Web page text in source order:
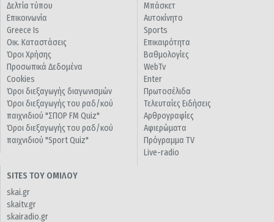
Δελτία τύπου
Επικοινωνία
Greece Is
Οικ. Καταστάσεις
Όροι Χρήσης
Προσωπικά Δεδομένα
Cookies
Όροι διεξαγωγής διαγωνισμών
Όροι διεξαγωγής του ραδ/κού
παιχνιδιού "ΣΠΟΡ FM Quiz"
Όροι διεξαγωγής του ραδ/κού
παιχνιδιού "Sport Quiz"
Μπάσκετ
Αυτοκίνητο
Sports
Επικαιρότητα
Βαθμολογίες
WebTv
Enter
Πρωτοσέλιδα
Τελευταίες Ειδήσεις
Αρθρογραφίες
Αφιερώματα
Πρόγραμμα TV
Live-radio
SITES ΤΟΥ ΟΜΙΛΟΥ
skai.gr
skaitv.gr
skairadio.gr